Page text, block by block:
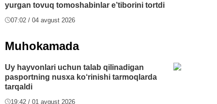
yurgan tovuq tomoshabinlar e’tiborini tortdi
07:02 / 04 avgust 2026
Muhokamada
Uy hayvonlari uchun talab qilinadigan
pasportning nusxa ko‘rinishi tarmoqlarda
tarqaldi
19:42 / 01 avgust 2026